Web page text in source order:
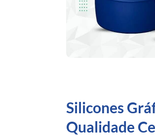
Silicones
Qualidade